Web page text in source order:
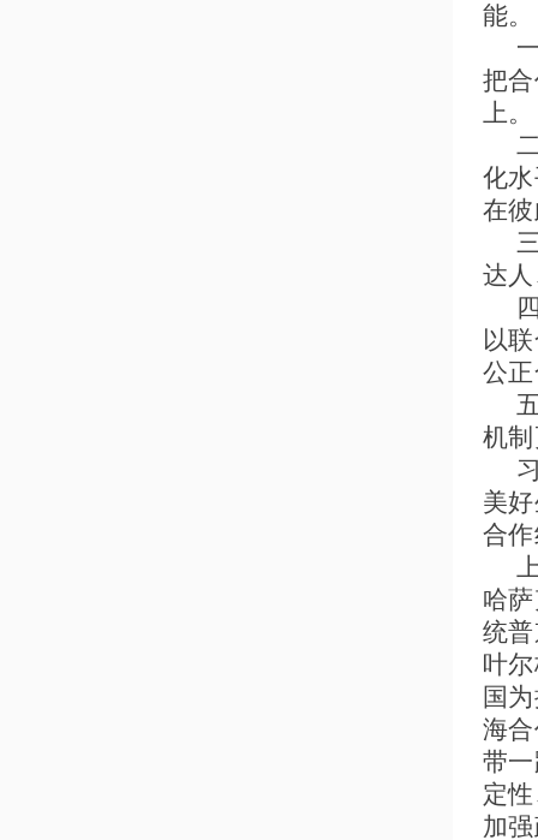
能。
把
上。
化
在
达
以
公
机
美
合
哈
统
叶
国
海
带
定
加